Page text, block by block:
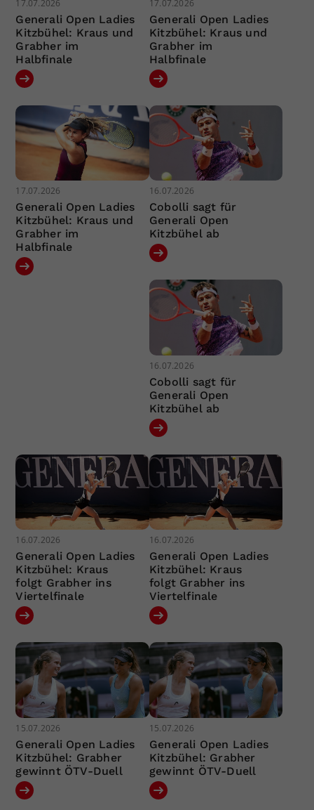
17.07.2026
Generali Open Ladies
Kitzbühel: Kraus und
Grabher im
Halbfinale
17.07.2026
Generali Open Ladies
Kitzbühel: Kraus und
Grabher im
Halbfinale
17.07.2026
Generali Open Ladies
Kitzbühel: Kraus und
Grabher im
Halbfinale
16.07.2026
Cobolli sagt für
Generali Open
Kitzbühel ab
16.07.2026
Cobolli sagt für
Generali Open
Kitzbühel ab
16.07.2026
Generali Open Ladies
Kitzbühel: Kraus
folgt Grabher ins
Viertelfinale
16.07.2026
Generali Open Ladies
Kitzbühel: Kraus
folgt Grabher ins
Viertelfinale
15.07.2026
Generali Open Ladies
Kitzbühel: Grabher
gewinnt ÖTV-Duell
15.07.2026
Generali Open Ladies
Kitzbühel: Grabher
gewinnt ÖTV-Duell